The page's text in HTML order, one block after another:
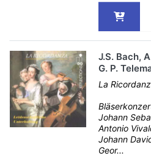
J.S. Bach,
G. P.
La
Johann
Antonio
Johann
Geor...